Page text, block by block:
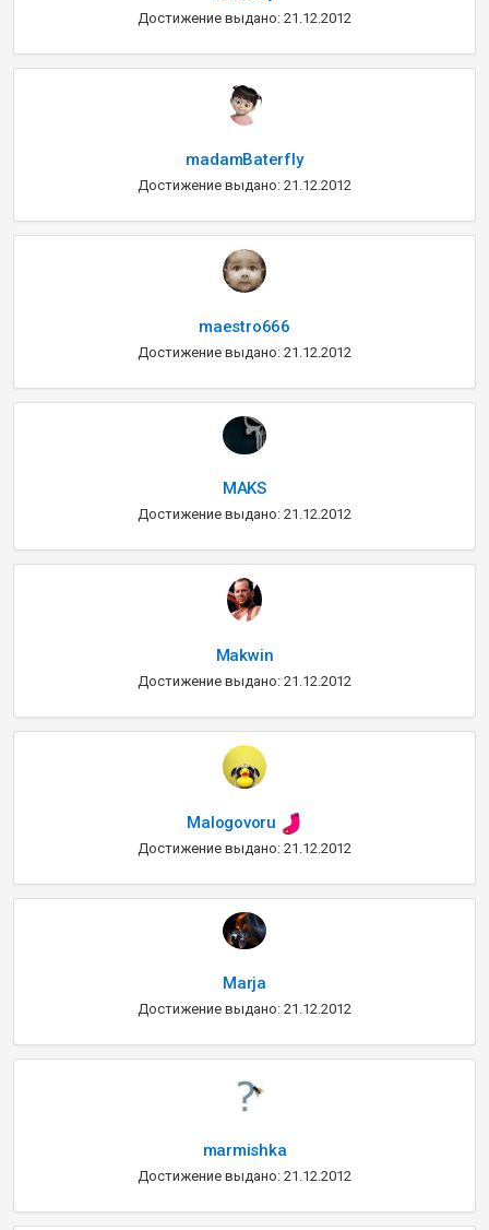
Достижение выдано: 21.12.2012
madamBaterfly
Достижение выдано: 21.12.2012
maestro666
Достижение выдано: 21.12.2012
MAKS
Достижение выдано: 21.12.2012
Makwin
Достижение выдано: 21.12.2012
Malogovoru
Достижение выдано: 21.12.2012
Marja
Достижение выдано: 21.12.2012
marmishka
Достижение выдано: 21.12.2012